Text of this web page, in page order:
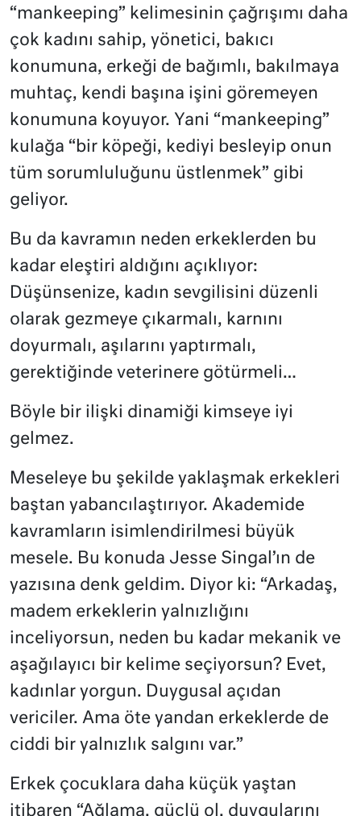
“mankeeping” kelimesinin çağrışımı daha
çok kadını sahip, yönetici, bakıcı
konumuna, erkeği de bağımlı, bakılmaya
muhtaç, kendi başına işini göremeyen
konumuna koyuyor. Yani “mankeeping”
kulağa “bir köpeği, kediyi besleyip onun
tüm sorumluluğunu üstlenmek” gibi
geliyor.
Bu da kavramın neden erkeklerden bu
kadar eleştiri aldığını açıklıyor:
Düşünsenize, kadın sevgilisini düzenli
olarak gezmeye çıkarmalı, karnını
doyurmalı, aşılarını yaptırmalı,
gerektiğinde veterinere götürmeli…
Böyle bir ilişki dinamiği kimseye iyi
gelmez.
Meseleye bu şekilde yaklaşmak erkekleri
baştan yabancılaştırıyor. Akademide
kavramların isimlendirilmesi büyük
mesele. Bu konuda Jesse Singal’ın de
yazısına denk geldim. Diyor ki: “Arkadaş,
madem erkeklerin yalnızlığını
inceliyorsun, neden bu kadar mekanik ve
aşağılayıcı bir kelime seçiyorsun? Evet,
kadınlar yorgun. Duygusal açıdan
vericiler. Ama öte yandan erkeklerde de
ciddi bir yalnızlık salgını var.”
Erkek çocuklara daha küçük yaştan
itibaren “Ağlama, güçlü ol, duygularını